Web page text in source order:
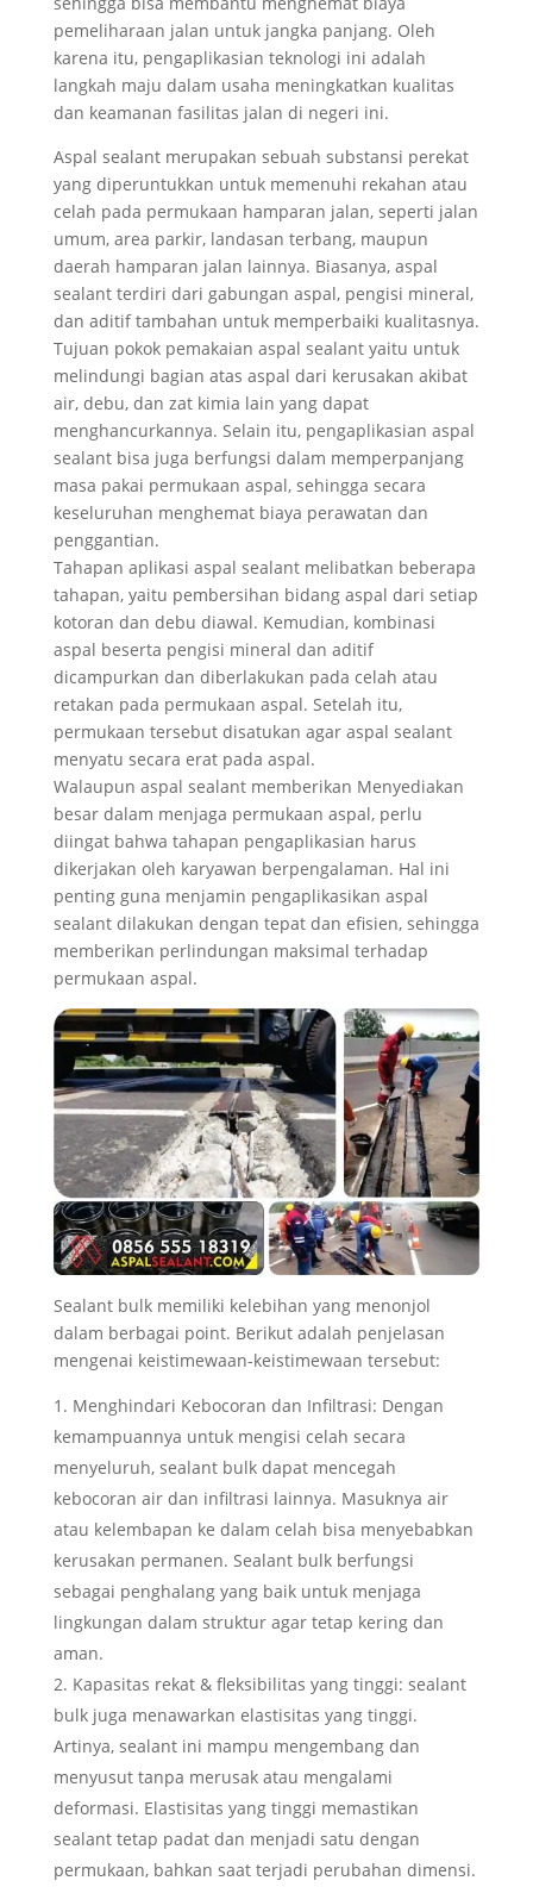
pemeliharaan jalan untuk jangka panjang. Oleh
karena itu, pengaplikasian teknologi ini adalah
langkah maju dalam usaha meningkatkan kualitas
dan keamanan fasilitas jalan di negeri ini.
Aspal sealant merupakan sebuah substansi perekat
yang diperuntukkan untuk memenuhi rekahan atau
celah pada permukaan hamparan jalan, seperti jalan
umum, area parkir, landasan terbang, maupun
daerah hamparan jalan lainnya. Biasanya, aspal
sealant terdiri dari gabungan aspal, pengisi mineral,
dan aditif tambahan untuk memperbaiki kualitasnya.
Tujuan pokok pemakaian aspal sealant yaitu untuk
melindungi bagian atas aspal dari kerusakan akibat
air, debu, dan zat kimia lain yang dapat
menghancurkannya. Selain itu, pengaplikasian aspal
sealant bisa juga berfungsi dalam memperpanjang
masa pakai permukaan aspal, sehingga secara
keseluruhan menghemat biaya perawatan dan
penggantian.
Tahapan aplikasi aspal sealant melibatkan beberapa
tahapan, yaitu pembersihan bidang aspal dari setiap
kotoran dan debu diawal. Kemudian, kombinasi
aspal beserta pengisi mineral dan aditif
dicampurkan dan diberlakukan pada celah atau
retakan pada permukaan aspal. Setelah itu,
permukaan tersebut disatukan agar aspal sealant
menyatu secara erat pada aspal.
Walaupun aspal sealant memberikan Menyediakan
besar dalam menjaga permukaan aspal, perlu
diingat bahwa tahapan pengaplikasian harus
dikerjakan oleh karyawan berpengalaman. Hal ini
penting guna menjamin pengaplikasikan aspal
sealant dilakukan dengan tepat dan efisien, sehingga
memberikan perlindungan maksimal terhadap
permukaan aspal.
Sealant bulk memiliki kelebihan yang menonjol
dalam berbagai point. Berikut adalah penjelasan
mengenai keistimewaan-keistimewaan tersebut:
Menghindari Kebocoran dan Infiltrasi: Dengan
kemampuannya untuk mengisi celah secara
menyeluruh, sealant bulk dapat mencegah
kebocoran air dan infiltrasi lainnya. Masuknya air
atau kelembapan ke dalam celah bisa menyebabkan
kerusakan permanen. Sealant bulk berfungsi
sebagai penghalang yang baik untuk menjaga
lingkungan dalam struktur agar tetap kering dan
aman.
Kapasitas rekat & fleksibilitas yang tinggi: sealant
bulk juga menawarkan elastisitas yang tinggi.
Artinya, sealant ini mampu mengembang dan
menyusut tanpa merusak atau mengalami
deformasi. Elastisitas yang tinggi memastikan
sealant tetap padat dan menjadi satu dengan
permukaan, bahkan saat terjadi perubahan dimensi.